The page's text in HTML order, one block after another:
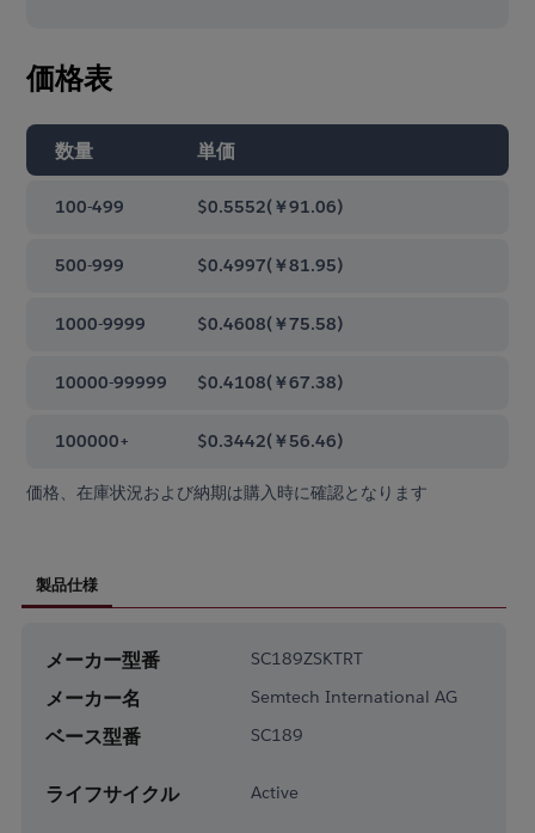
価格表
数量 単価
100-499 $0.5552(￥91.06)
500-999 $0.4997(￥81.95)
1000-9999 $0.4608(￥75.58)
10000-99999 $0.4108(￥67.38)
100000+ $0.3442(￥56.46)
価格、在庫状況および納期は購入時に確認となります
製品仕様
メーカー型番 SC189ZSKTRT
メーカー名 Semtech International AG
ベース型番 SC189
ライフサイクル Active